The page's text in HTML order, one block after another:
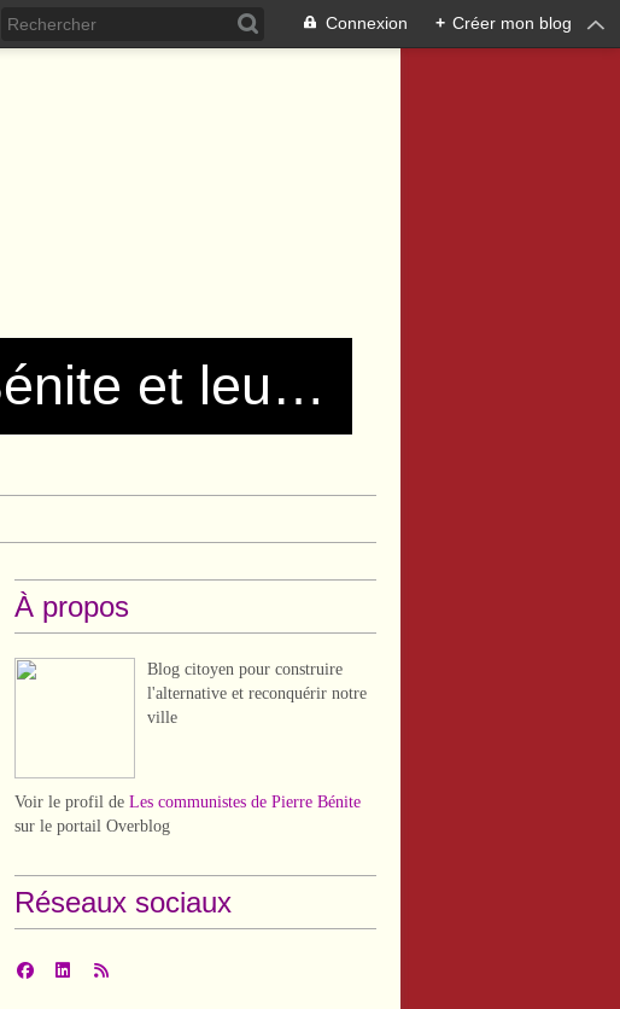
Connexion + Créer mon blog
Les communistes de Pierre Bénite et leurs amis !
À propos
Blog citoyen pour construire
l'alternative et reconquérir notre
ville
Voir le profil de Les communistes de Pierre Bénite
sur le portail Overblog
Réseaux sociaux